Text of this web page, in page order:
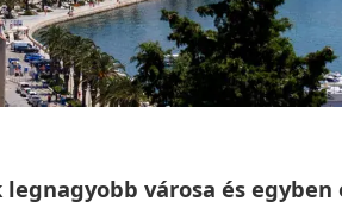
városa és egyben